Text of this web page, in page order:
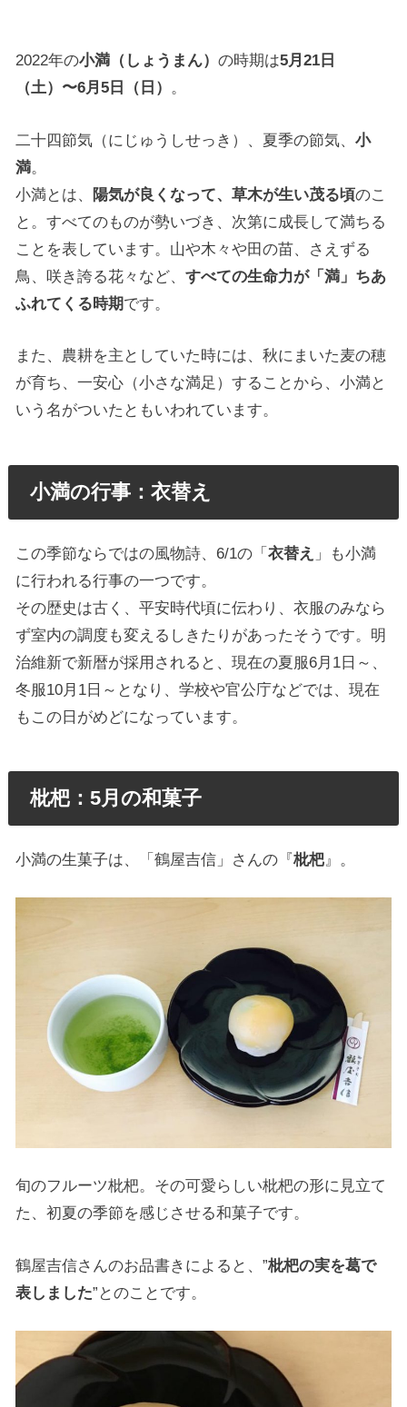
2022年の小満（しょうまん）の時期は5月21日
（土）〜6月5日（日） 。
二十四節気（にじゅうしせっき）、夏季の節気、小
満。
小満とは、 陽気が良くなって、草木が生い茂る頃のこ
と。すべてのものが勢いづき、次第に成長して満ちる
ことを表しています。山や木々や田の苗、さえずる
鳥、咲き誇る花々など、すべての生命力が「満」ちあ
ふれてくる時期です。
また、農耕を主としていた時には、秋にまいた麦の穂
が育ち、一安心（小さな満足）することから、小満と
いう名がついたともいわれています。
小満の行事：衣替え
この季節ならではの風物詩、6/1の「衣替え 」も小満
に行われる行事の一つです。
その歴史は古く、平安時代頃に伝わり、衣服のみなら
ず室内の調度も変えるしきたりがあったそうです。明
治維新で新暦が採用されると、現在の夏服6月1日～、
冬服10月1日～となり、学校や官公庁などでは、現在
もこの日がめどになっています。
枇杷：5月の和菓子
小満の生菓子は、「鶴屋吉信」さんの『枇杷 』。
旬のフルーツ枇杷。その可愛らしい枇杷の形に見立て
た、初夏の季節を感じさせる和菓子です。
鶴屋吉信さんのお品書きによると、”枇杷の実を葛で
表しました”とのことです。